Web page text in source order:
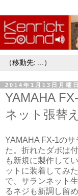
2014年1月13日月曜日
YAMAHA
ネット張替
YAMAHA FX-1の
た。折れたダボは
も新規に製作して
ットに装着してみ
で、サランネット
るネジも新調し留